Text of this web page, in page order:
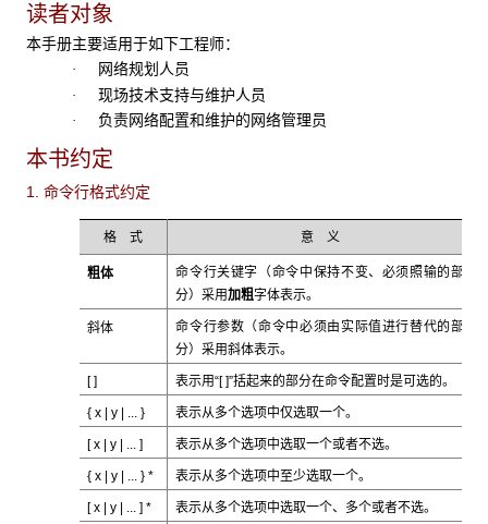
读者对象
本手册主要适用于如下工程师：
· 网络规划人员
· 现场技术支持与维护人员
· 负责网络配置和维护的网络管理员
本书约定
1. 命令行格式约定
格 式 意 义
粗体
命令行关键字（命令中保持不变、必须照输的部
分）采用加粗字体表示。
斜体
命令行参数（命令中必须由实际值进行替代的部
分）采用斜体表示。
[ ] 表示用“[ ]”括起来的部分在命令配置时是可选的。
{ x | y | ... } 表示从多个选项中仅选取一个。
[ x | y | ... ] 表示从多个选项中选取一个或者不选。
{ x | y | ... } * 表示从多个选项中至少选取一个。
[ x | y | ... ] * 表示从多个选项中选取一个、多个或者不选。